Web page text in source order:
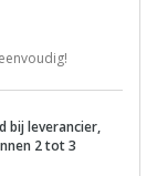
bij leverancier,
2 tot 3